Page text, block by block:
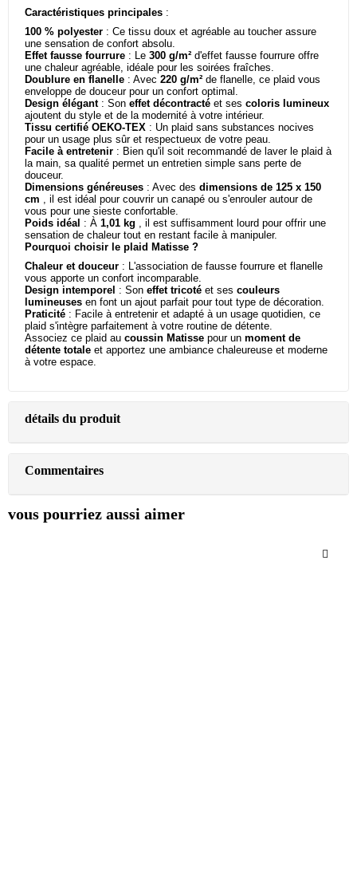
Caractéristiques principales :
100 % polyester : Ce tissu doux et agréable au toucher assure
une sensation de confort absolu.
Effet fausse fourrure : Le 300 g/m² d'effet fausse fourrure offre
une chaleur agréable, idéale pour les soirées fraîches.
Doublure en flanelle : Avec 220 g/m² de flanelle, ce plaid vous
enveloppe de douceur pour un confort optimal.
Design élégant: Son effet décontracté et ses coloris lumineux
ajoutent du style et de la modernité à votre intérieur.
Tissu certifié OEKO-TEX : Un plaid sans substances nocives
pour un usage plus sûr et respectueux de votre peau.
Facile à entretenir : Bien qu'il soit recommandé de laver le plaid à
la main, sa qualité permet un entretien simple sans perte de
douceur.
Dimensions généreuses : Avec des dimensions de 125 x 150
cm , il est idéal pour couvrir un canapé ou s'enrouler autour de
vous pour une sieste confortable.
Poids idéal : À 1,01 kg , il est suffisamment lourd pour offrir une
sensation de chaleur tout en restant facile à manipuler.
Pourquoi choisir le plaid Matisse ?
Chaleur et douceur : L'association de fausse fourrure et flanelle
vous apporte un confort incomparable.
Design intemporel : Son effet tricoté et ses couleurs
lumineuses en font un ajout parfait pour tout type de décoration.
Praticité : Facile à entretenir et adapté à un usage quotidien, ce
plaid s'intègre parfaitement à votre routine de détente.
Associez ce plaid au coussin Matisse pour un moment de
détente totale et apportez une ambiance chaleureuse et moderne
à votre espace.
détails du produit
Commentaires
vous pourriez aussi aimer